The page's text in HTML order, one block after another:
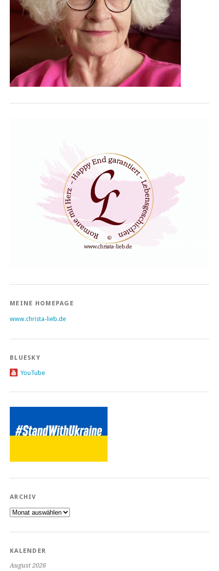
MEINE HOMEPAGE
www.christa-lieb.de
BLUESKY
YouTube
ARCHIV
Archiv
KALENDER
August 2026